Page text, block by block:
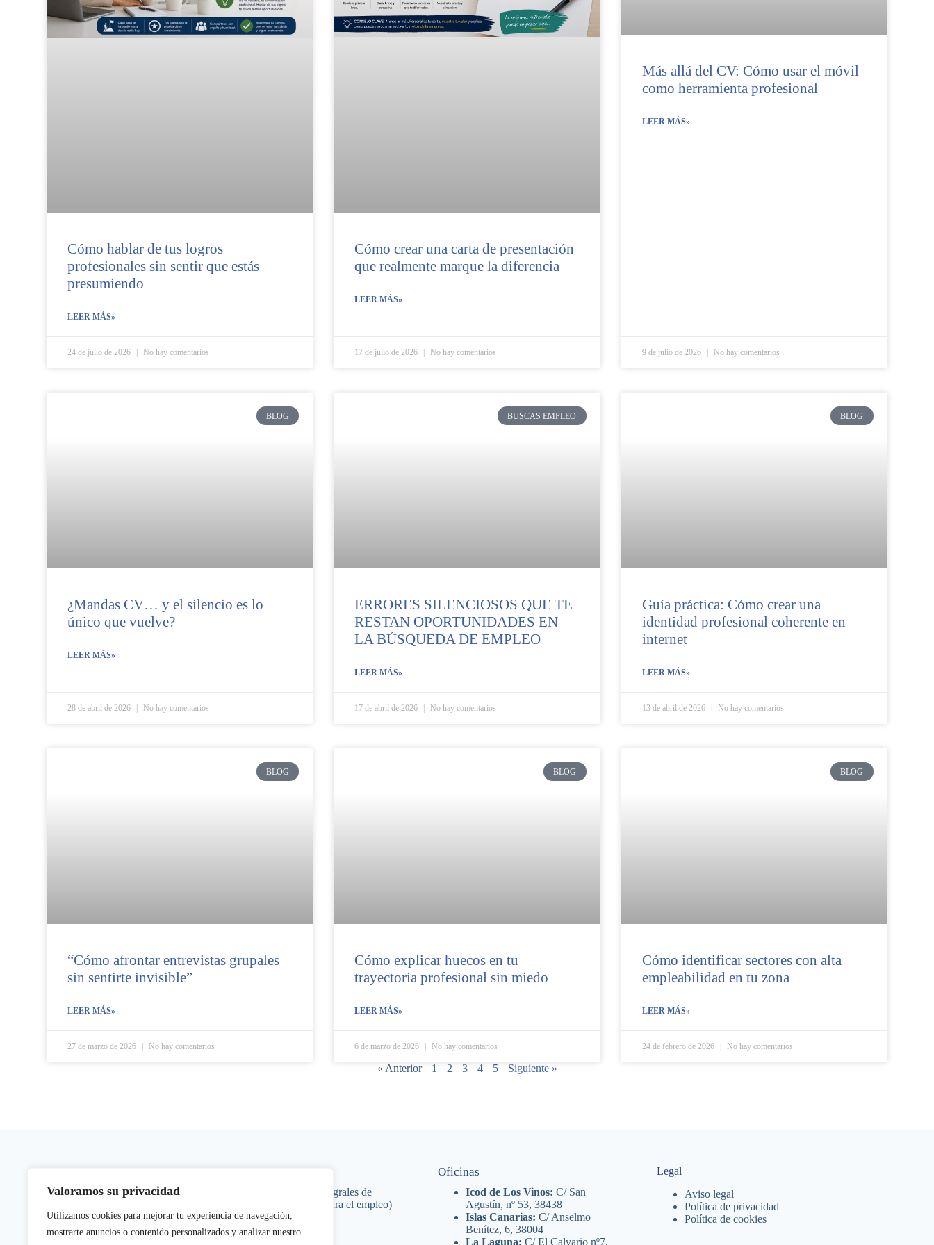
Valoramos su privacidad
Utilizamos cookies para mejorar tu experiencia de navegación,
mostrarte anuncios o contenido personalizados y analizar nuestro
Cómo hablar de tus logros
profesionales sin sentir que estás
presumiendo
LEER MÁS»
24 de julio de 2026 No hay comentarios
Cómo crear una carta de presentación
que realmente marque la diferencia
LEER MÁS»
17 de julio de 2026 No hay comentarios
Más allá del CV: Cómo usar el móvil
como herramienta profesional
LEER MÁS»
9 de julio de 2026 No hay comentarios
BLOG
¿Mandas CV… y el silencio es lo
único que vuelve?
LEER MÁS»
28 de abril de 2026 No hay comentarios
BUSCAS EMPLEO
ERRORES SILENCIOSOS QUE TE
RESTAN OPORTUNIDADES EN
LA BÚSQUEDA DE EMPLEO
LEER MÁS»
17 de abril de 2026 No hay comentarios
BLOG
Guía práctica: Cómo crear una
identidad profesional coherente en
internet
LEER MÁS»
13 de abril de 2026 No hay comentarios
BLOG
“Cómo afrontar entrevistas grupales
sin sentirte invisible”
LEER MÁS»
27 de marzo de 2026 No hay comentarios
BLOG
Cómo explicar huecos en tu
trayectoria profesional sin miedo
LEER MÁS»
6 de marzo de 2026 No hay comentarios
BLOG
Cómo identificar sectores con alta
empleabilidad en tu zona
LEER MÁS»
24 de febrero de 2026 No hay comentarios
« Anterior 1 2 3 4 5 Siguiente »
Proyecto PIO (Planes Integrales de
Orientación profesional para el empleo)
Oficinas
Icod de Los Vinos: C/ San
Agustín, nº 53, 38438
Islas Canarias: C/ Anselmo
Benítez, 6, 38004
La Laguna: C/ El Calvario nº7,
Legal
Aviso legal
Política de privacidad
Política de cookies